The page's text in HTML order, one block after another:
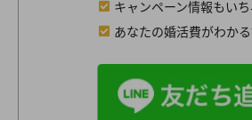
キャンペーン情報もいち
あなたの婚活費がわかる